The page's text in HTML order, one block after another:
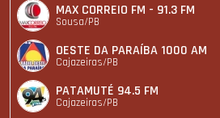
MAX CORREIO FM - 91.3 FM
Sousa/PB
OESTE DA PARAÍBA 1000 AM
Cajazeiras/PB
PATAMUTÉ 94.5 FM
Cajazeiras/PB